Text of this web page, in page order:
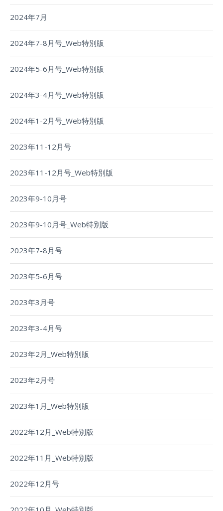
2024年7月
2024年7-8月号_Web特別版
2024年5-6月号_Web特別版
2024年3-4月号_Web特別版
2024年1-2月号_Web特別版
2023年11-12月号
2023年11-12月号_Web特別版
2023年9-10月号
2023年9-10月号_Web特別版
2023年7-8月号
2023年5-6月号
2023年3月号
2023年3-4月号
2023年2月_Web特別版
2023年2月号
2023年1月_Web特別版
2022年12月_Web特別版
2022年11月_Web特別版
2022年12月号